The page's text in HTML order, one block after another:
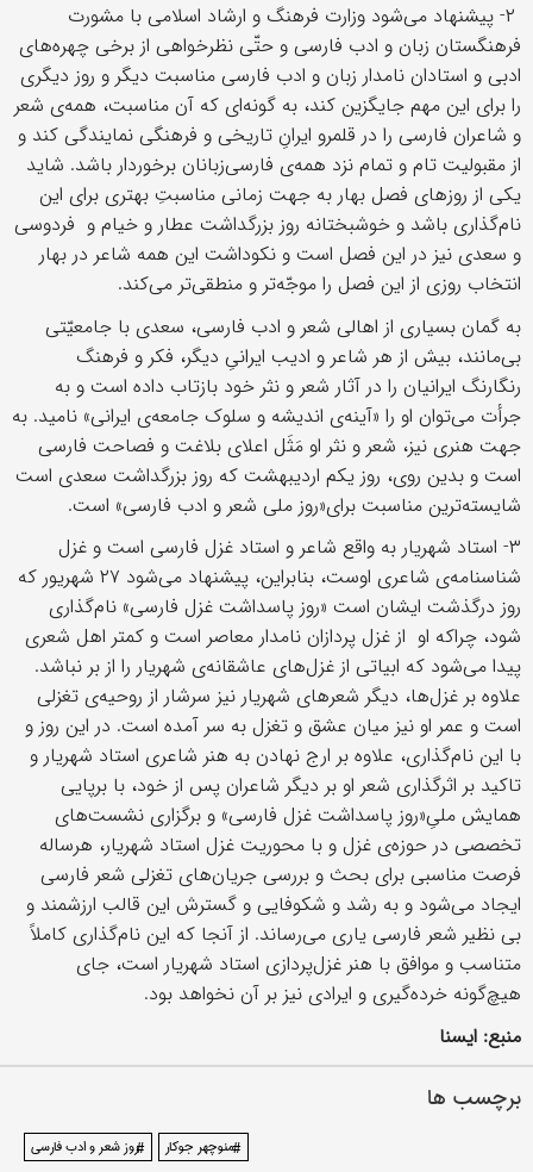
۲- پیشنهاد می‌شود وزارت فرهنگ و ارشاد اسلامی با مشورت
فرهنگستان زبان و ادب فارسی و حتّی نظرخواهی از برخی چهره‌های
ادبی و استادان نامدار زبان و ادب فارسی مناسبت دیگر و روز دیگری
را برای این مهم جایگزین کند، به گونه‌ای که آن مناسبت، همه‌ی شعر
و شاعران فارسی را در قلمرو ایرانِ تاریخی و فرهنگی نمایندگی کند و
از مقبولیت تام و تمام نزد همه‌ی فارسی‌زبانان برخوردار باشد. شاید
یکی از روزهای فصل بهار به جهت زمانی مناسبتِ بهتری برای این
نام‌گذاری باشد و خوشبختانه روز بزرگداشت عطار و خیام و فردوسی
و سعدی نیز در این فصل است و نکوداشت این همه شاعر در بهار
انتخاب روزی از این فصل را موجّه‌تر و منطقی‌تر می‌کند.
به گمان بسیاری از اهالی شعر و ادب فارسی، سعدی با جامعیّتی
بی‌مانند، بیش از هر شاعر و ادیب ایرانیِ دیگر، فکر و فرهنگ
رنگارنگ ایرانیان را در آثار شعر و نثر خود بازتاب داده است و به
جرأت می‌توان او را «آینه‌ی اندیشه و سلوک جامعه‌ی ایرانی» نامید. به
جهت هنری نیز، شعر و نثر او مَثَل اعلای بلاغت و فصاحت فارسی
است و بدین روی، روز یکم اردیبهشت که روز بزرگداشت سعدی است
شایسته‌ترین مناسبت برای«روز ملی شعر و ادب فارسی» است.
۳- استاد شهریار به واقع شاعر و استاد غزل فارسی است و غزل
شناسنامه‌ی شاعری اوست، بنابراین، پیشنهاد می‌شود ۲۷ شهریور که
روز درگذشت ایشان است «روز پاسداشت غزل فارسی» نام‌گذاری
شود، چراکه او از غزل پردازان نامدار معاصر است و کمتر اهل شعری
پیدا می‌شود که ابیاتی از غزل‌های عاشقانه‌ی شهریار را از بر نباشد.
علاوه بر غزل‌ها، دیگر شعرهای شهریار نیز سرشار از روحیه‌ی تغزلی
است و عمر او نیز میان عشق و تغزل به سر آمده است. در این روز و
با این نام‌گذاری، علاوه بر ارج نهادن به هنر شاعری استاد شهریار و
تاکید بر اثرگذاری شعر او بر دیگر شاعران پس از خود، با برپایی
همایش‌ ملیِ«روز پاسداشت غزل فارسی» و برگزاری نشست‌های
تخصصی در حوزه‌ی غزل و با محوریت غزل استاد شهریار، هرساله
فرصت مناسبی برای بحث و بررسی جریان‌های تغزلی شعر فارسی
ایجاد می‌شود و به رشد و شکوفایی و گسترش این قالب ارزشمند و
بی نظیر شعر فارسی یاری می‌رساند. از آنجا که این نام‌گذاری کاملاً
متناسب و موافق با هنر غزل‌پردازی استاد شهریار است، جای
هیچ‌گونه خرده‌گیری و ایرادی نیز بر آن نخواهد بود.
منبع: ایسنا
برچسب ها
#منوچهر جوکار #روز شعر و ادب فارسی